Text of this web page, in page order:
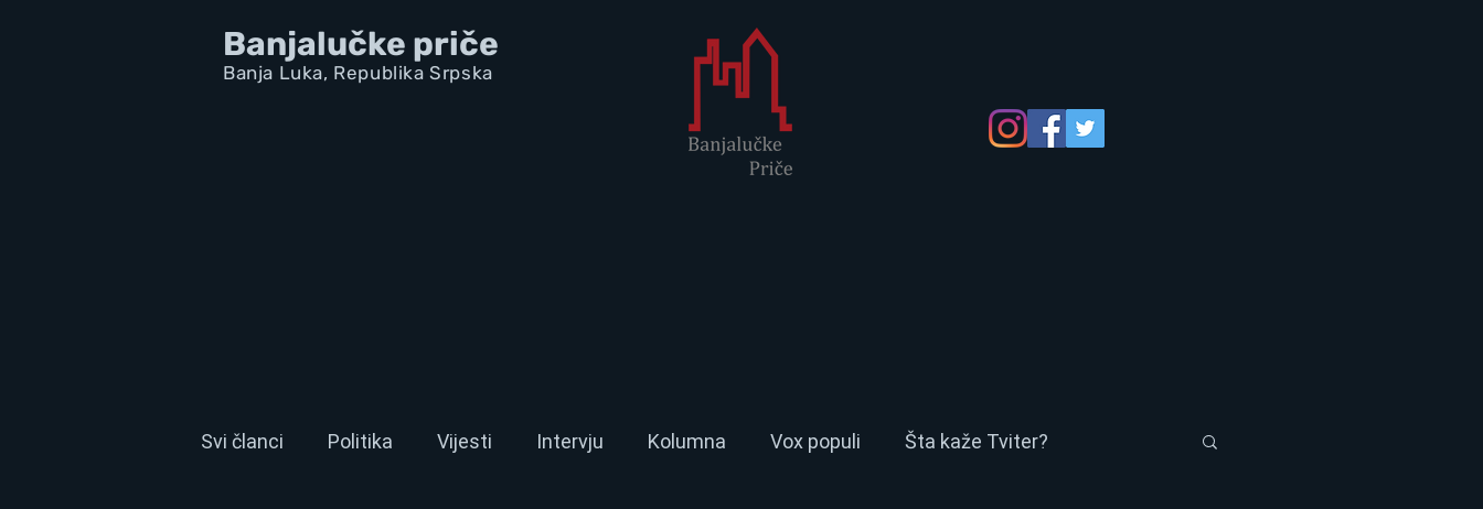
Banjalučke priče
Banja Luka, Republika Srpska
Svi članci Politika Vijesti Intervju Kolumna Vox populi Šta kaže Tviter?